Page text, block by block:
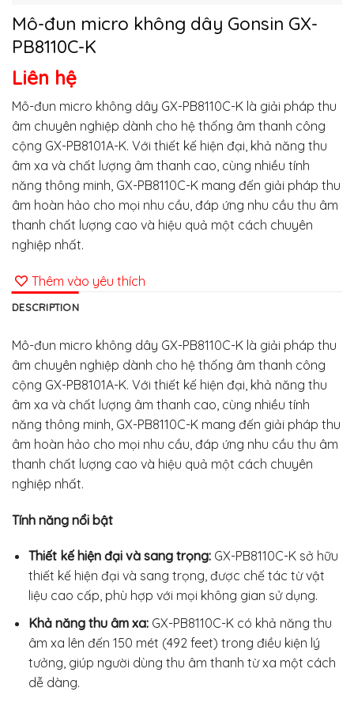
Mô-đun micro không dây Gonsin GX-
PB8110C-K
Liên hệ
Mô-đun micro không dây GX-PB8110C-K là giải pháp thu
âm chuyên nghiệp dành cho hệ thống âm thanh công
cộng GX-PB8101A-K. Với thiết kế hiện đại, khả năng thu
âm xa và chất lượng âm thanh cao, cùng nhiều tính
năng thông minh, GX-PB8110C-K mang đến giải pháp thu
âm hoàn hảo cho mọi nhu cầu, đáp ứng nhu cầu thu âm
thanh chất lượng cao và hiệu quả một cách chuyên
nghiệp nhất.
Thêm vào yêu thích
DESCRIPTION
Mô-đun micro không dây GX-PB8110C-K là giải pháp thu
âm chuyên nghiệp dành cho hệ thống âm thanh công
cộng GX-PB8101A-K. Với thiết kế hiện đại, khả năng thu
âm xa và chất lượng âm thanh cao, cùng nhiều tính
năng thông minh, GX-PB8110C-K mang đến giải pháp thu
âm hoàn hảo cho mọi nhu cầu, đáp ứng nhu cầu thu âm
thanh chất lượng cao và hiệu quả một cách chuyên
nghiệp nhất.
Tính năng nổi bật
Thiết kế hiện đại và sang trọng:GX-PB8110C-K sở hữu
thiết kế hiện đại và sang trọng, được chế tác từ vật
liệu cao cấp, phù hợp với mọi không gian sử dụng.
Khả năng thu âm xa:GX-PB8110C-K có khả năng thu
âm xa lên đến 150 mét (492 feet) trong điều kiện lý
tưởng, giúp người dùng thu âm thanh từ xa một cách
dễ dàng.